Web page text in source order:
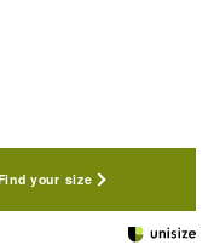
your size